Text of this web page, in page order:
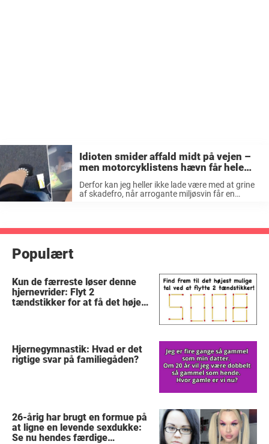
Idioten smider affald midt på vejen –
men motorcyklistens hævn får hele
Derfor kan jeg heller ikke lade være med at grine
af skadefro, når arrogante miljøsvin får en
Populært
Kun de færreste løser denne
hjernevrider: Flyt 2
tændstikker for at få det højest
Hjernegymnastik: Hvad er det
rigtige svar på familiegåden?
26-årig har brugt en formue på
at ligne en levende sexdukke:
Se nu hendes færdige